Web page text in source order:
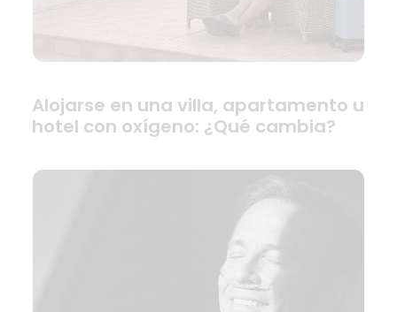
Alojarse en una villa, apartamento u
hotel con oxígeno: ¿Qué cambia?